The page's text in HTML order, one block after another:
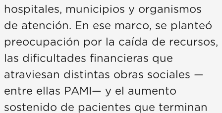
hospitales, municipios y organismos
de atención. En ese marco, se planteó
preocupación por la caída de recursos,
las dificultades financieras que
atraviesan distintas obras sociales —
entre ellas PAMI— y el aumento
sostenido de pacientes que terminan